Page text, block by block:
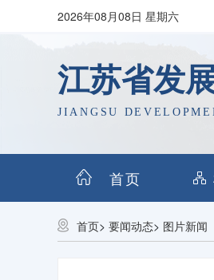
2026年08月08日 星期六
江苏省发
JIANGSU
首页
首页> 要闻动态> 图片新闻